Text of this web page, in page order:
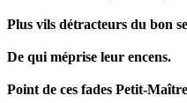
Plus vils détracteurs du bon
De qui méprise leur encens.
Point de ces fades Petit-